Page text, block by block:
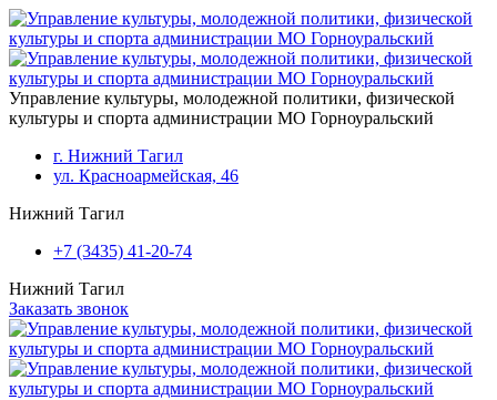
Перейти к основному содержанию
Управление культуры, молодежной политики, физической
культуры и спорта администрации МО Горноуральский
г. Нижний Тагил
ул. Красноармейская, 46
Нижний Тагил
+7 (3435) 41-20-74
Нижний Тагил
Заказать звонок